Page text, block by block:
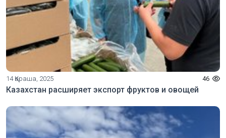
14 Қараша, 2025 46
Казахстан расширяет экспорт фруктов и овощей